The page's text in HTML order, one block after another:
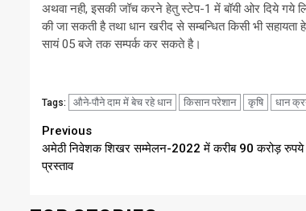
अथवा नही, इसकी जॉच करने हेतु स्टेप-1 में बॉयी ओर दिये गये
की जा सकती है तथा धान खरीद से सम्बन्धित किसी भी
सायं 05 बजे तक सम्पर्क कर सकते है।
Tags: औने-पौने दाम में बेच रहे धान किसान परेशान कृषि धान
Continue
Reading
Previous
अमेठी निवेशक शिखर सम्मेलन-2022 में करीब 90 करोड़
प्रस्ताव